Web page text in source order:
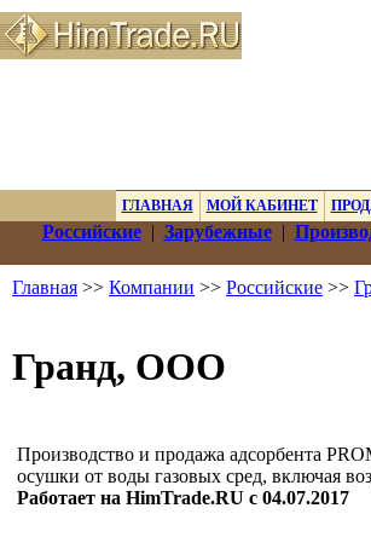
ГЛАВНАЯ МОЙ КАБИНЕТ
Российские| Зарубежные|
Главная >> Компании >> Российские >>
Гранд, ООО
Производство и продажа адсорбента
осушки от воды газовых сред, включая
Работает на HimTrade.RU с 04.07.2017